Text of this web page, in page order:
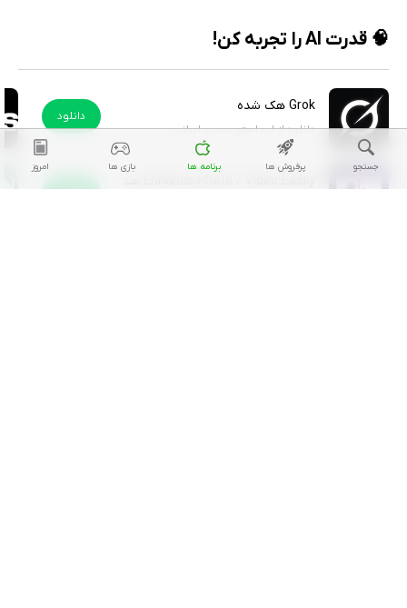
جستجو پرفروش ها برنامه ها بازی ها امروز
🧠 قدرت AI را تجربه کن!
Grok هک شده
دانلود از اپ استور سیب ایرانی
دانلود
دانلود